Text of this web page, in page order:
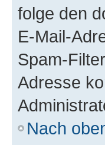
folge den
E-Mail-
Spam-
Adresse
Nach